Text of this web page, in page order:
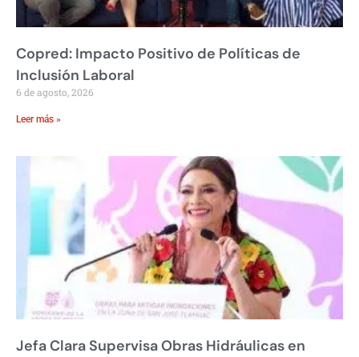
Copred: Impacto Positivo de Políticas de
Inclusión Laboral
6 de agosto, 2026
Leer más »
Jefa Clara Supervisa Obras Hidráulicas en